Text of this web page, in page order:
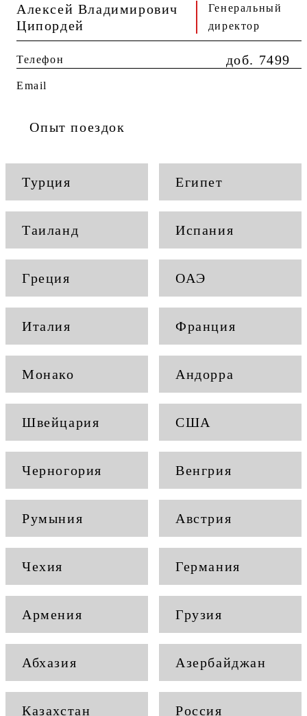
Алексей Владимирович
Ципордей
Генеральный
директор
Телефон доб. 7499
Email
Опыт поездок
Турция Египет
Таиланд Испания
Греция ОАЭ
Италия Франция
Монако Андорра
Швейцария США
Черногория Венгрия
Румыния Австрия
Чехия Германия
Армения Грузия
Абхазия Азербайджан
Казахстан Россия